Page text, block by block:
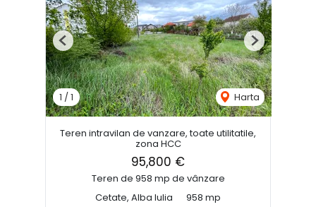
1 /1 Harta
Previous Next
Teren intravilan de vanzare, toate utilitatile,
zona HCC
95,800 €
Teren de 958 mp de vânzare
Cetate, Alba Iulia
958 mp